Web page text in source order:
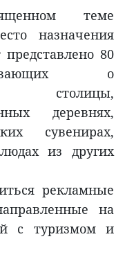
теме
назначения
представлено 80
о
столицы,
деревнях,
сувенирах,
из других
рекламные
на
с туризмом и